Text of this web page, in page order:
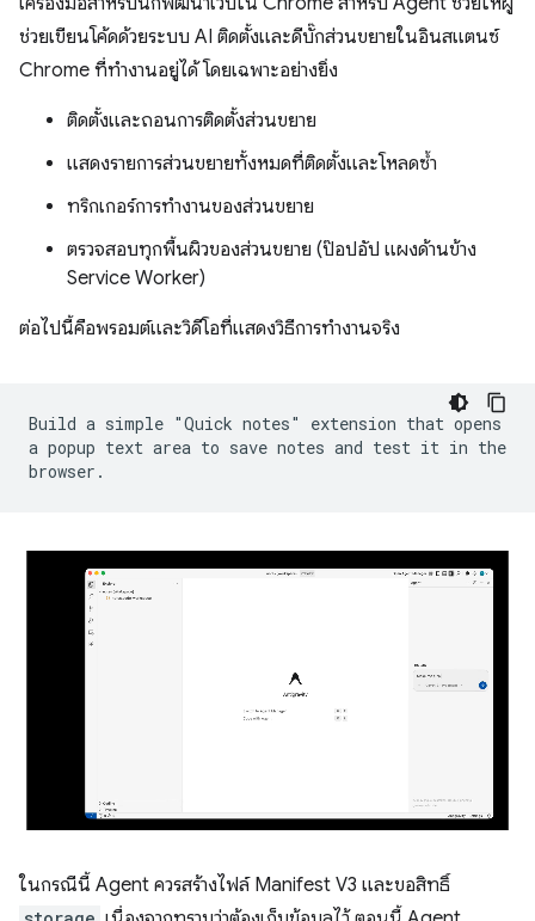
ช่วยเขียนโค้ดด้วยระบบ AI ติดตั้งและดีบั๊กส่วนขยายในอินสแตนซ์
Chrome ที่ทำงานอยู่ได้ โดยเฉพาะอย่างยิ่ง
ติดตั้งและถอนการติดตั้งส่วนขยาย
แสดงรายการส่วนขยายทั้งหมดที่ติดตั้งและโหลดซ้ำ
ทริกเกอร์การทำงานของส่วนขยาย
ตรวจสอบทุกพื้นผิวของส่วนขยาย (ป๊อปอัป แผงด้านข้าง
Service Worker)
ต่อไปนี้คือพรอมต์และวิดีโอที่แสดงวิธีการทำงานจริง
Build a simple "Quick notes" extension that opens
a popup text area to save notes and test it in the
browser.
ในกรณีนี้ Agent ควรสร้างไฟล์ Manifest V3 และขอสิทธิ์